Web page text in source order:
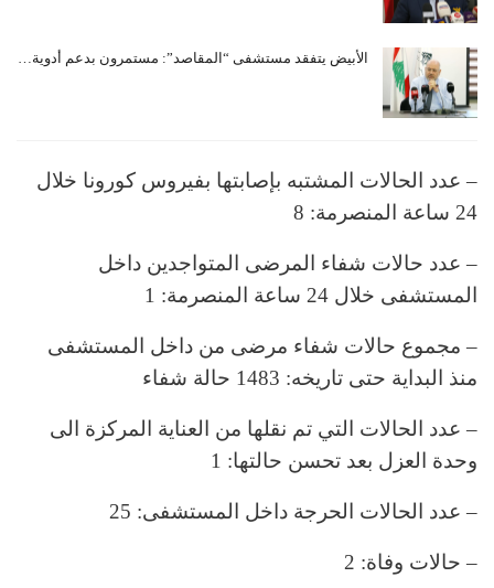
الأبيض يتفقد مستشفى “المقاصد”: مستمرون بدعم أدوية…
– عدد الحالات المشتبه بإصابتها بفيروس كورونا خلال
24 ساعة المنصرمة: 8
– عدد حالات شفاء المرضى المتواجدين داخل
المستشفى خلال 24 ساعة المنصرمة: 1
– مجموع حالات شفاء مرضى من داخل المستشفى
منذ البداية حتى تاريخه: 1483 حالة شفاء
– عدد الحالات التي تم نقلها من العناية المركزة الى
وحدة العزل بعد تحسن حالتها: 1
– عدد الحالات الحرجة داخل المستشفى: 25
– حالات وفاة: 2